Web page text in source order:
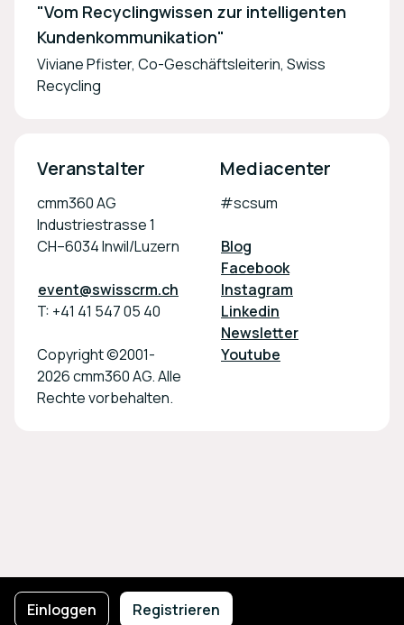
Einloggen Registrieren
"Vom Recyclingwissen zur intelligenten
Kundenkommunikation"
Viviane Pfister, Co-Geschäftsleiterin, Swiss
Recycling
Veranstalter
cmm360 AG
Industriestrasse 1
CH–6034 Inwil/Luzern
event@swisscrm.ch
T: +41 41 547 05 40
Copyright ©2001-
2026 cmm360 AG. Alle
Rechte vorbehalten.
Mediacenter
#scsum
Blog
Facebook
Instagram
Linkedin
Newsletter
Youtube
Fußzeilennavigation
NutzungsbedingungenDatenschutzrichtlinie